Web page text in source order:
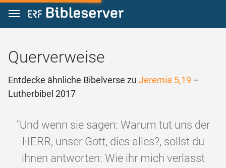
Zum Inhalt springen
Querverweise
Entdecke ähnliche Bibelverse zu Jeremia 5,19 –
Lutherbibel 2017
"Und wenn sie sagen: Warum tut uns der
HERR, unser Gott, dies alles?, sollst du
ihnen antworten: Wie ihr mich verlasst